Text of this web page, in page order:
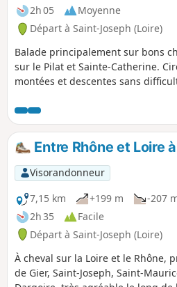
2h 05
Moyenne
Départ à Saint-Joseph (Loire)
Balade principalement sur bons
sur le Pilat et Sainte-Catherine.
montées et descentes sans
sont rapidement boueux.
Entre Rhône et Loire
Visorandonneur
7,15 km
+199 m
-207
2h 35
Facile
Départ à Saint-Joseph (Loire)
À cheval sur la Loire et le Rhône,
de Gier, Saint-Joseph, Saint-